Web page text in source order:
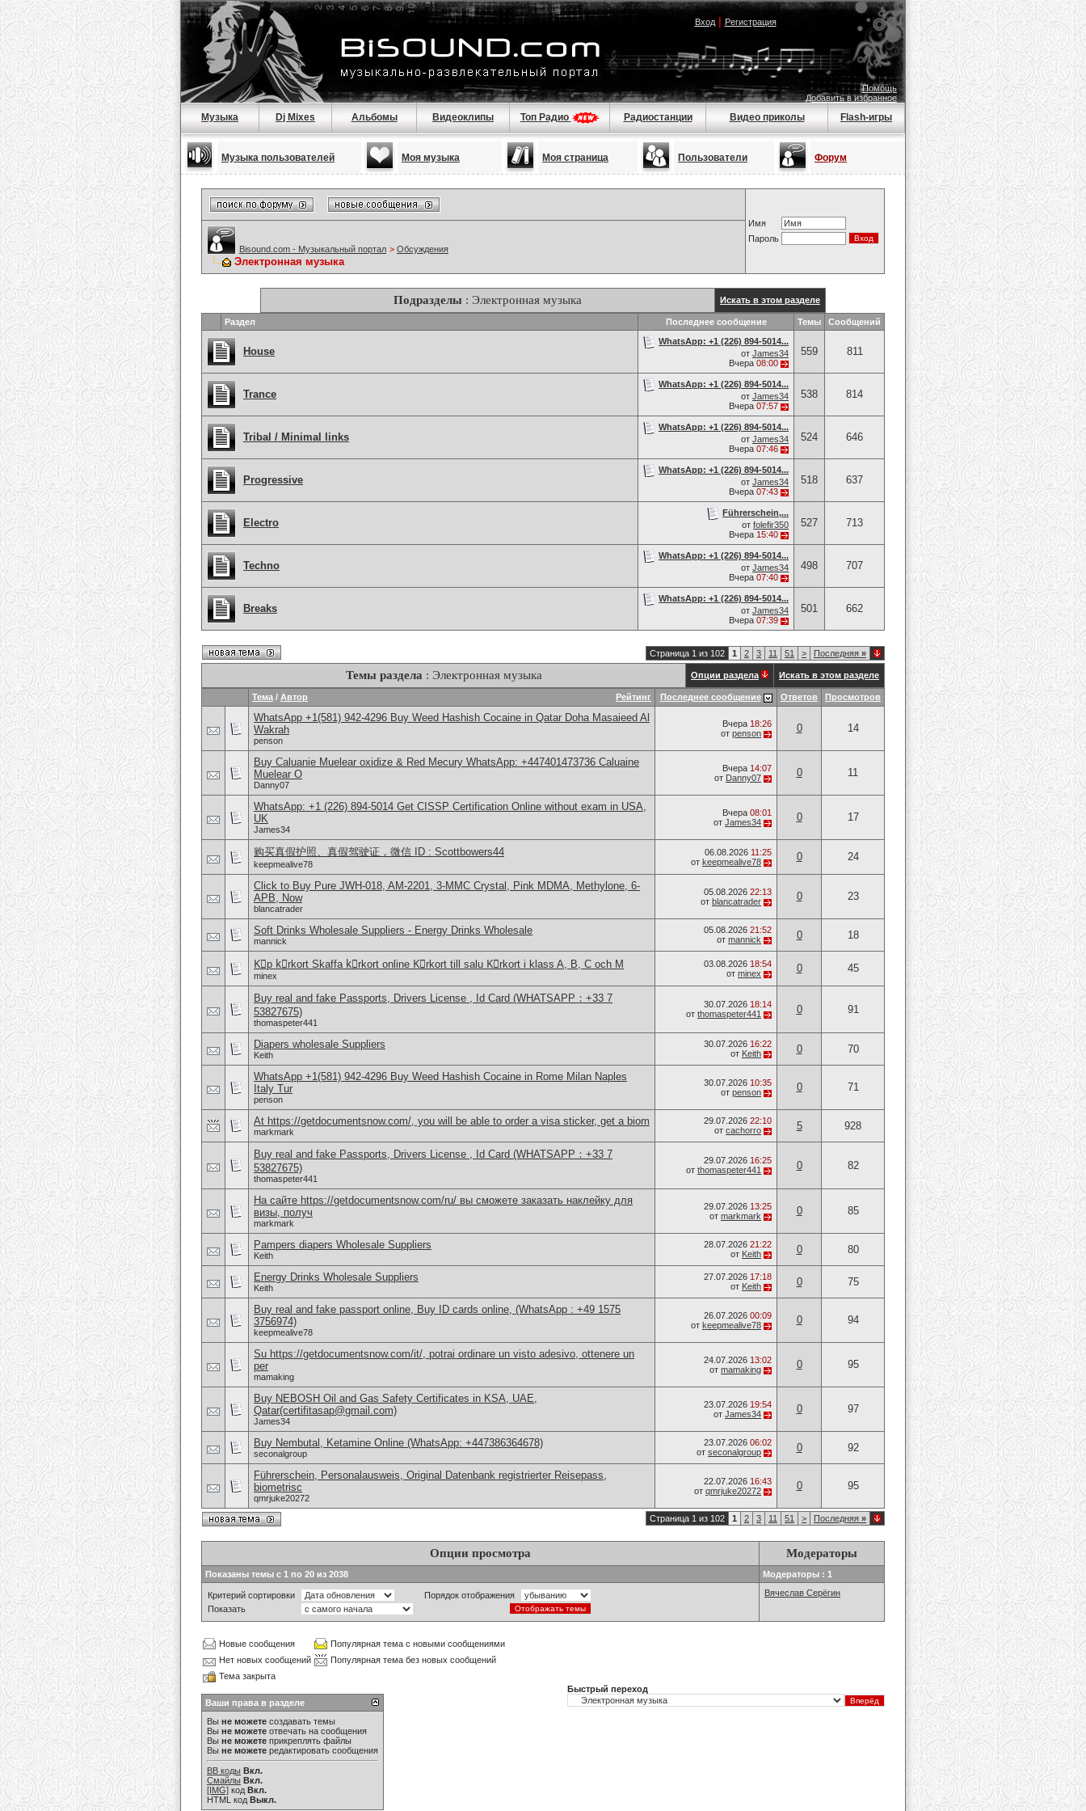
Вход| Регистрация
Помощь
Добавить в избранное
Музыка Dj Mixes Альбомы Видеоклипы Топ Радио Радиостанции Видео приколы Flash-игры
Музыка пользователей Моя музыка Моя страница Пользователи Форум
Имя
Пароль
Bisound.com - Музыкальный портал > Обсуждения
Электронная музыка
Подразделы : Электронная музыка Искать в этом разделе
Раздел Последнее сообщение Темы Сообщений
House
WhatsApp: +1 (226) 894-5014​...
от James34
Вчера 08:00
559 811
Trance
WhatsApp: +1 (226) 894-5014​...
от James34
Вчера 07:57
538 814
Tribal / Minimal links
WhatsApp: +1 (226) 894-5014​...
от James34
Вчера 07:46
524 646
Progressive
WhatsApp: +1 (226) 894-5014​...
от James34
Вчера 07:43
518 637
Electro
Führerschein,...
от folefir350
Вчера 15:40
527 713
Techno
WhatsApp: +1 (226) 894-5014​...
от James34
Вчера 07:40
498 707
Breaks
WhatsApp: +1 (226) 894-5014​...
от James34
Вчера 07:39
501 662
Страница 1 из 102 1 2 3 11 51 > Последняя »
Темы раздела : Электронная музыка Опции раздела Искать в этом разделе
Рейтинг
Тема / Автор Последнее сообщение Ответов Просмотров
WhatsApp +1(581) 942-4296 Buy Weed Hashish Cocaine in Qatar Doha Masaieed Al
Wakrah
penson
Вчера 18:26
от penson 0 14
Buy Caluanie Muelear oxidize & Red Mecury WhatsApp: +447401473736 Caluaine
Muelear O
Danny07
Вчера 14:07
от Danny07 0 11
WhatsApp: +1 (226) 894-5014​ Get CISSP Certification Online without exam in USA,
UK
James34
Вчера 08:01
от James34 0 17
购买真假护照、真假驾驶证，微信 ID : Scottbowers44
keepmealive78
06.08.2026 11:25
от keepmealive78 0 24
Click to Buy Pure JWH-018, AM-2201, 3-MMC Crystal, Pink MDMA, Methylone, 6-
APB, Now
blancatrader
05.08.2026 22:13
от blancatrader 0 23
Soft Drinks Wholesale Suppliers - Energy Drinks Wholesale
mannick
05.08.2026 21:52
от mannick 0 18
Kِp kِrkort Skaffa kِrkort online Kِrkort till salu Kِrkort i klass A, B, C och M
minex
03.08.2026 18:54
от minex 0 45
Buy real and fake Passports, Drivers License , Id Card (WHATSAPP：+33 7
53827675)
thomaspeter441
30.07.2026 18:14
от thomaspeter441 0 91
Diapers wholesale Suppliers
Keith
30.07.2026 16:22
от Keith 0 70
WhatsApp +1(581) 942-4296 Buy Weed Hashish Cocaine in Rome Milan Naples
Italy Tur
penson
30.07.2026 10:35
от penson 0 71
At https://getdocumentsnow.com/, you will be able to order a visa sticker, get a biom
markmark
29.07.2026 22:10
от cachorro 5 928
Buy real and fake Passports, Drivers License , Id Card (WHATSAPP：+33 7
53827675)
thomaspeter441
29.07.2026 16:25
от thomaspeter441 0 82
На сайте https://getdocumentsnow.com/ru/ вы сможете заказать наклейку для
визы, получ
markmark
29.07.2026 13:25
от markmark 0 85
Pampers diapers Wholesale Suppliers
Keith
28.07.2026 21:22
от Keith 0 80
Energy Drinks Wholesale Suppliers
Keith
27.07.2026 17:18
от Keith 0 75
Buy real and fake passport online, Buy ID cards online, (WhatsApp : +49 1575
3756974)
keepmealive78
26.07.2026 00:09
от keepmealive78 0 94
Su https://getdocumentsnow.com/it/, potrai ordinare un visto adesivo, ottenere un
per
mamaking
24.07.2026 13:02
от mamaking 0 95
Buy NEBOSH Oil and Gas Safety Certificates in KSA, UAE,
Qatar(certifitasap@gmail.com)
James34
23.07.2026 19:54
от James34 0 97
Buy Nembutal, Ketamine Online (WhatsApp: +447386364678)
seconalgroup
23.07.2026 06:02
от seconalgroup 0 92
Führerschein, Personalausweis, Original Datenbank registrierter Reisepass,
biometrisc
qmrjuke20272
22.07.2026 16:43
от qmrjuke20272 0 95
Страница 1 из 102 1 2 3 11 51 > Последняя »
Опции просмотра Модераторы
Показаны темы с 1 по 20 из 2038 Модераторы : 1
Критерий сортировки
Порядок отображения
Показать
Вячеслав Серёгин
Новые сообщения
Популярная тема с новыми сообщениями
Нет новых сообщений
Популярная тема без новых сообщений
Тема закрыта
Ваши права в разделе
Вы не можете создавать темы
Вы не можете отвечать на сообщения
Вы не можете прикреплять файлы
Вы не можете редактировать сообщения
BB коды Вкл.
Смайлы Вкл.
[IMG] код Вкл.
HTML код Выкл.
Быстрый переход